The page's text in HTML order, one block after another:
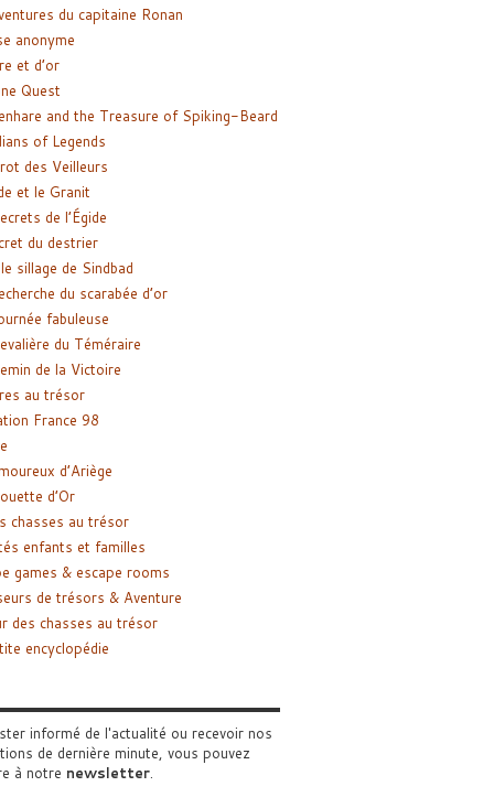
du capitaine Ronan
anonyme
et d’or
Quest
and the Treasure of Spiking-Beard
of Legends
des Veilleurs
et le Granit
de l’Égide
du destrier
sillage de Sindbad
du scarabée d’or
fabuleuse
du Téméraire
de la Victoire
au trésor
France 98
d’Ariège
d’Or
chasses au trésor
enfants et familles
games & escape rooms
de trésors & Aventure
des chasses au trésor
encyclopédie
informé de l'actualité ou recevoir nos
de dernière minute, vous pouvez
à notre newsletter.